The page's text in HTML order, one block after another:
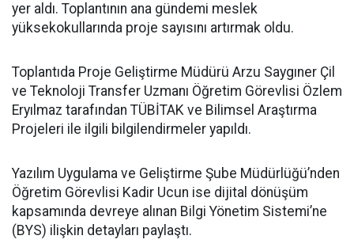
yer aldı. Toplantının ana gündemi meslek
yüksekokullarında proje sayısını artırmak oldu.
Toplantıda Proje Geliştirme Müdürü Arzu Saygıner Çil
ve Teknoloji Transfer Uzmanı Öğretim Görevlisi Özlem
Eryılmaz tarafından TÜBİTAK ve Bilimsel Araştırma
Projeleri ile ilgili bilgilendirmeler yapıldı.
Yazılım Uygulama ve Geliştirme Şube Müdürlüğü’nden
Öğretim Görevlisi Kadir Ucun ise dijital dönüşüm
kapsamında devreye alınan Bilgi Yönetim Sistemi’ne
(BYS) ilişkin detayları paylaştı.